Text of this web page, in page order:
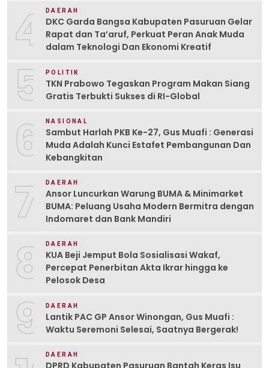
4 DAERAH
DKC Garda Bangsa Kabupaten Pasuruan Gelar
Rapat dan Ta’aruf, Perkuat Peran Anak Muda
dalam Teknologi Dan Ekonomi Kreatif
5 POLITIK
TKN Prabowo Tegaskan Program Makan Siang
Gratis Terbukti Sukses di RI-Global
6 NASIONAL
Sambut Harlah PKB Ke-27, Gus Muafi : Generasi
Muda Adalah Kunci Estafet Pembangunan Dan
Kebangkitan
7 DAERAH
Ansor Luncurkan Warung BUMA & Minimarket
BUMA: Peluang Usaha Modern Bermitra dengan
Indomaret dan Bank Mandiri
8 DAERAH
KUA Beji Jemput Bola Sosialisasi Wakaf,
Percepat Penerbitan Akta Ikrar hingga ke
Pelosok Desa
9 DAERAH
Lantik PAC GP Ansor Winongan, Gus Muafi :
Waktu Seremoni Selesai, Saatnya Bergerak!
DAERAH